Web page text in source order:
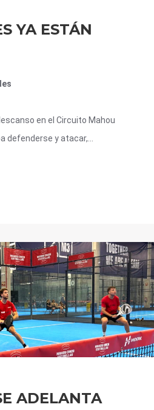
YA ESTÁN
en el Circuito Mahou
defenderse y atacar,...
ADELANTA